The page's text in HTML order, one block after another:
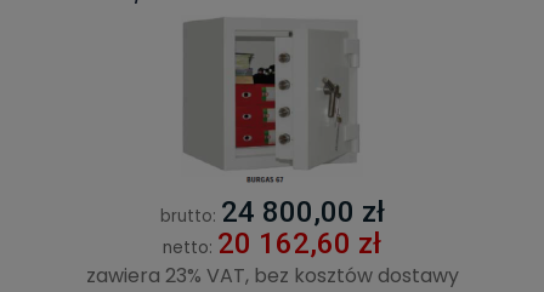
brutto: 24 800,00 zł
netto: 20 162,60 zł
zawiera 23% VAT, bez kosztów dostawy